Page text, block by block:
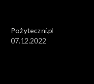
Pożyteczni.pl
07.12.2022